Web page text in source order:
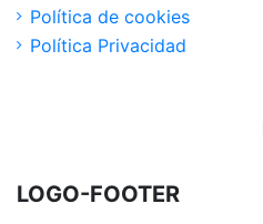
Política de cookies
Política Privacidad
LOGO-FOOTER